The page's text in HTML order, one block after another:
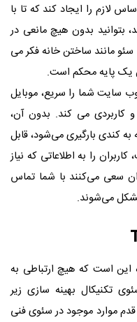
لازم را ایجاد کند که تا با
بتوانید بدون هیچ مانعی در
مانند ساختن خانه فکر می
یک پایه محکم است.
سایت شما را سریع، موبایل
کاربردی می کند. بدون آن،
کندی بارگیری می‌شود، قابل
را به اطلاعاتی که نیاز
سعی می‌کنند با شما تماس
می‌شوند.
این است که هیچ ارتباطی به
تکنیکال بهینه سازی زیر
موارد موجود در سئوی فنی